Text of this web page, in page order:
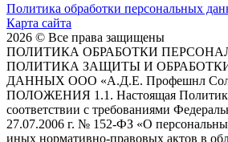
Политика обработки персональных
Карта сайта
2026 © Все права защищены
ПОЛИТИКА ОБРАБОТКИ
ПОЛИТИКА ЗАЩИТЫ И
ДАННЫХ ООО «А.Д.Е. Профешнл
ПОЛОЖЕНИЯ 1.1. Настоящая Политика
соответствии с требованиями
27.07.2006 г. № 152-ФЗ «О
иных нормативно-правовых актов в